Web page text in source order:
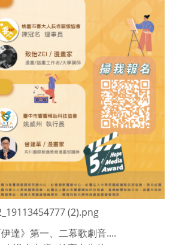
(2).png
達》第一、二幕歌劇音....